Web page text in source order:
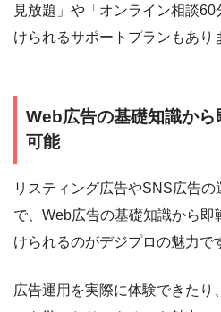
見放題」や「オンライン相談
けられるサポートプランもあり
Web広告の基礎知識か
可能
リスティング広告やSNS広告の
で、Web広告の基礎知識から
けられるのがデジプロの魅力で
広告運用を実際に体験できたり